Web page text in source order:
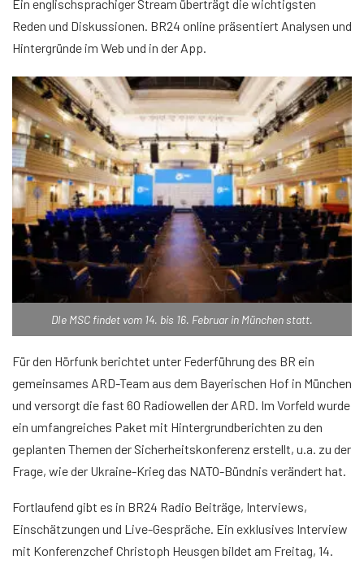
Ein englischsprachiger Stream überträgt die wichtigsten
Reden und Diskussionen. BR24 online präsentiert Analysen und
Hintergründe im Web und in der App.
DIe MSC findet vom 14. bis 16. Februar in München statt.
Für den Hörfunk berichtet unter Federführung des BR ein
gemeinsames ARD-Team aus dem Bayerischen Hof in München
und versorgt die fast 60 Radiowellen der ARD. Im Vorfeld wurde
ein umfangreiches Paket mit Hintergrundberichten zu den
geplanten Themen der Sicherheitskonferenz erstellt, u.a. zu der
Frage, wie der Ukraine-Krieg das NATO-Bündnis verändert hat.
Fortlaufend gibt es in BR24 Radio Beiträge, Interviews,
Einschätzungen und Live-Gespräche. Ein exklusives Interview
mit Konferenzchef Christoph Heusgen bildet am Freitag, 14.